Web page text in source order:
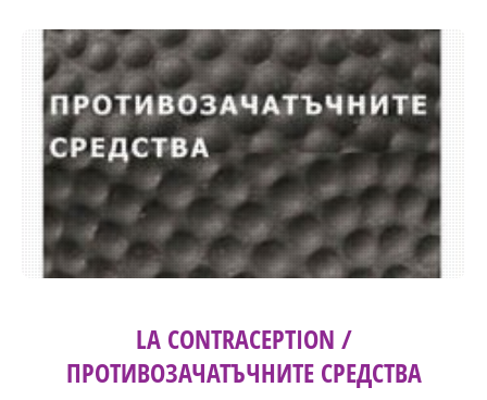
LA CONTRACEPTION /
ПРОТИВОЗАЧАТЪЧНИТЕ СРЕДСТВА